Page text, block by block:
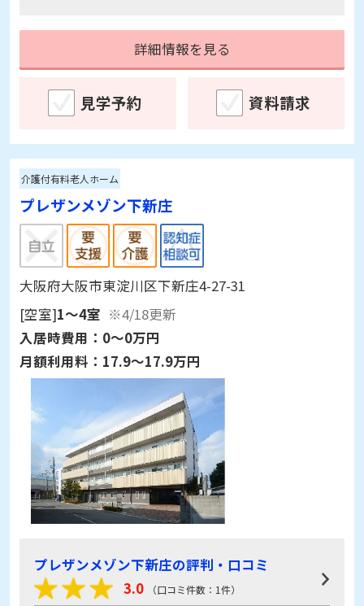
詳細情報を見る
見学予約 資料請求
介護付有料老人ホーム
プレザンメゾン下新庄
大阪府大阪市東淀川区下新庄4-27-31
[空室]1～4室 ※4/18更新
入居時費用： 0～0万円
月額利用料： 17.9～17.9万円
プレザンメゾン下新庄の評判・口コミ
3.0
（口コミ件数：1件）